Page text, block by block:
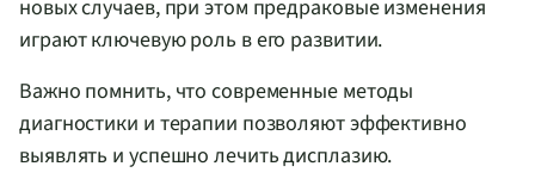
новых случаев, при этом предраковые изменения
играют ключевую роль в его развитии.
Важно помнить, что современные методы
диагностики и терапии позволяют эффективно
выявлять и успешно лечить дисплазию.